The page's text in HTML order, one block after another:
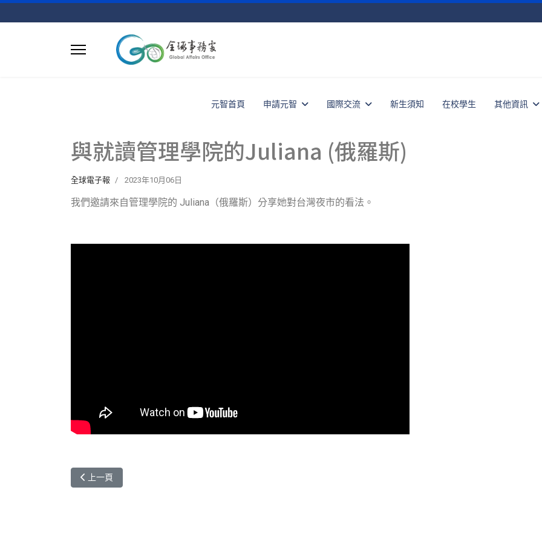
元智首頁 申請元智 國際交流 新生須知 在校學生 其他資訊
與就讀管理學院的Juliana (俄羅斯)
全球電子報 2023年10月06日
我們邀請來自管理學院的 Juliana（俄羅斯）分享她對台灣夜市的看法。
上一篇文章: 與就讀管院英語學士班的Minh (越南)
上一頁